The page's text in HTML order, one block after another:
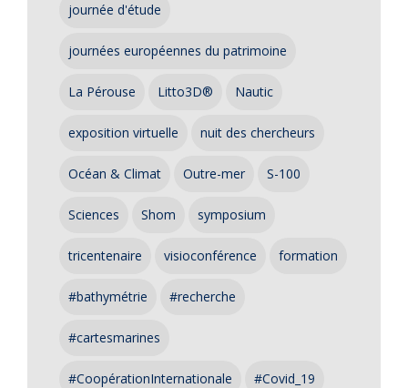
journée d'étude
journées européennes du patrimoine
La Pérouse Litto3D® Nautic
exposition virtuelle nuit des chercheurs
Océan & Climat Outre-mer S-100
Sciences Shom symposium
tricentenaire visioconférence formation
#bathymétrie #recherche
#cartesmarines
#CoopérationInternationale #Covid_19